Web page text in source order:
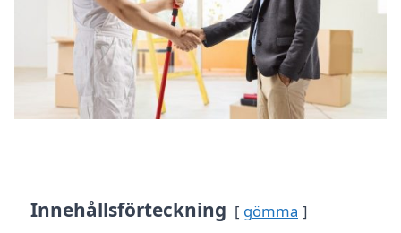
Innehållsförteckning gömma